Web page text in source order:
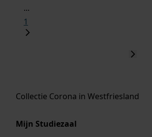
...
1
Collectie Corona in Westfriesland
Mijn Studiezaal